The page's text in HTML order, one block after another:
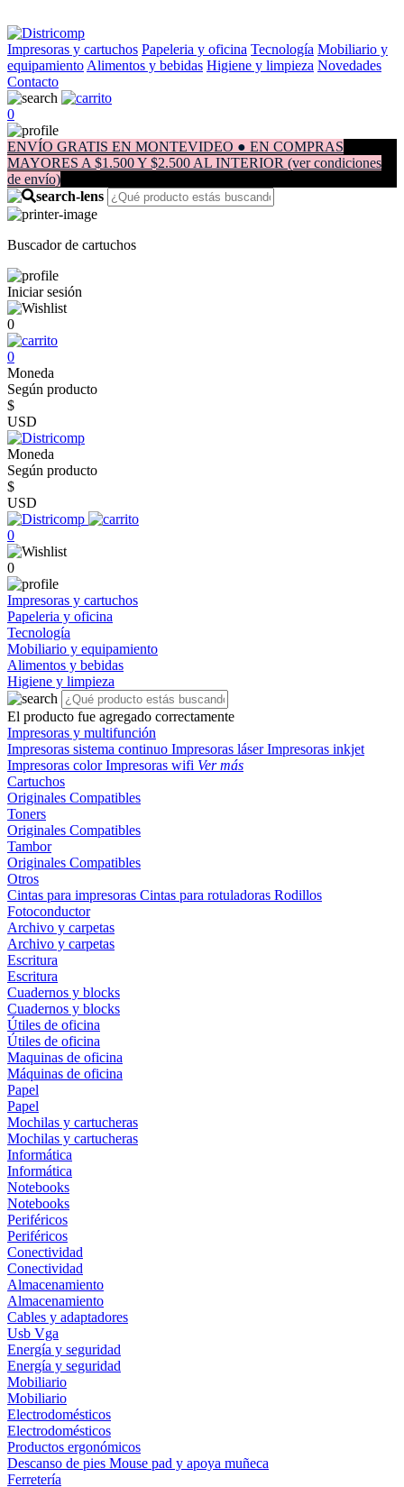
Impresoras y cartuchos Papeleria y oficina Tecnología Mobiliario y
equipamiento Alimentos y bebidas Higiene y limpieza Novedades
Contacto
0
ENVÍO GRATIS EN MONTEVIDEO ● EN COMPRAS
MAYORES A $1.500 Y $2.500 AL INTERIOR (ver condiciones
de envío)
Buscador de cartuchos
Iniciar sesión
0
0
Moneda
Según producto
$
USD
Moneda
Según producto
$
USD
0
0
Impresoras y cartuchos
Papeleria y oficina
Tecnología
Mobiliario y equipamiento
Alimentos y bebidas
Higiene y limpieza
El producto fue agregado correctamente
Impresoras y multifunción
Impresoras sistema continuo Impresoras láserImpresoras inkjet
Impresoras colorImpresoras wifi Ver más
Cartuchos
Originales Compatibles
Toners
Originales Compatibles
Tambor
Originales Compatibles
Otros
Cintas para impresoras Cintas para rotuladoras Rodillos
Fotoconductor
Archivo y carpetas
Archivo y carpetas
Escritura
Escritura
Cuadernos y blocks
Cuadernos y blocks
Útiles de oficina
Útiles de oficina
Maquinas de oficina
Máquinas de oficina
Papel
Papel
Mochilas y cartucheras
Mochilas y cartucheras
Informática
Informática
Notebooks
Notebooks
Periféricos
Periféricos
Conectividad
Conectividad
Almacenamiento
Almacenamiento
Cables y adaptadores
Usb Vga
Energía y seguridad
Energía y seguridad
Mobiliario
Mobiliario
Electrodomésticos
Electrodomésticos
Productos ergonómicos
Descanso de pies Mouse pad y apoya muñeca
Ferretería